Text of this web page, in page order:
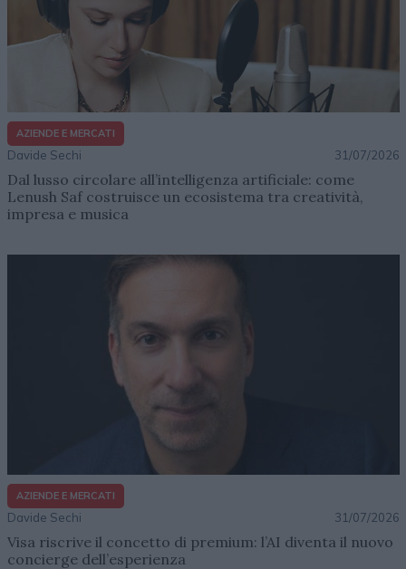
AZIENDE E MERCATI
Davide Sechi 31/07/2026
Dal lusso circolare all’intelligenza artificiale: come
Lenush Saf costruisce un ecosistema tra creatività,
impresa e musica
AZIENDE E MERCATI
Davide Sechi 31/07/2026
Visa riscrive il concetto di premium: l’AI diventa il nuovo
concierge dell’esperienza